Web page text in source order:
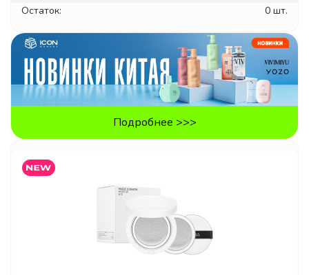
Остаток:
0 шт.
Подробнее >>>